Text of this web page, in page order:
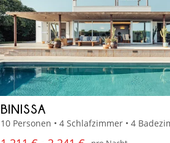
BINISSA
10 Personen • 4 Schlafzimmer • 4